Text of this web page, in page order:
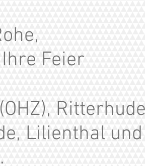
Feier
Lilienthal und